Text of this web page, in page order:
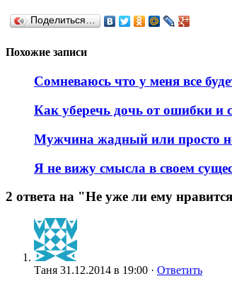
Поделиться…
Похожие записи
Сомневаюсь что у меня все
Как уберечь дочь от ошибки и
Мужчина жадный или просто
Я не вижу смысла в своем
2 ответа на "Не уже ли ему
Таня 31.12.2014 в 19:00 · Ответить